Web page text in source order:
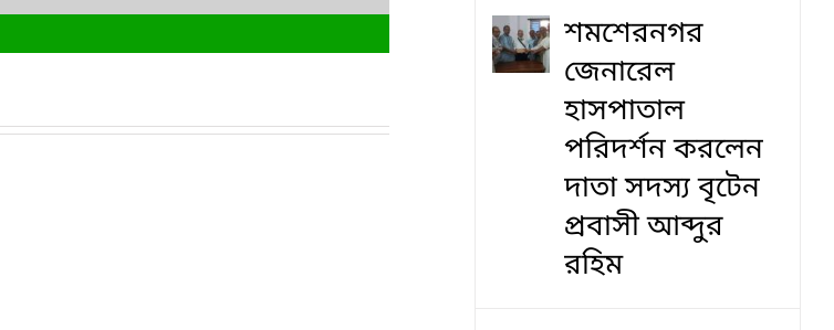
শমশেরনগর
জেনারেল
হাসপাতাল
পরিদর্শন করলেন
দাতা সদস্য বৃটেন
প্রবাসী আব্দুর
রহিম